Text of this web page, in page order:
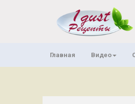
Главная Видео